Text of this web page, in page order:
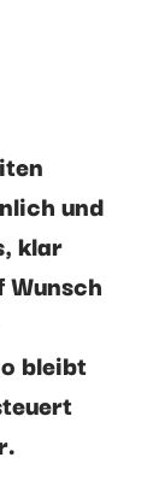
und
klar
bleibt